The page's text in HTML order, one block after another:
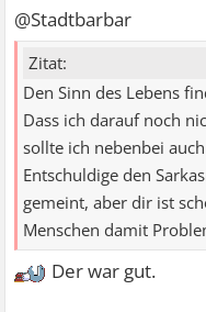
@Stadtbarbar
Zitat:
Den Sinn des Lebens
Dass ich darauf noch
sollte ich nebenbei
Entschuldige den
gemeint, aber dir ist
Menschen damit
Der war gut.